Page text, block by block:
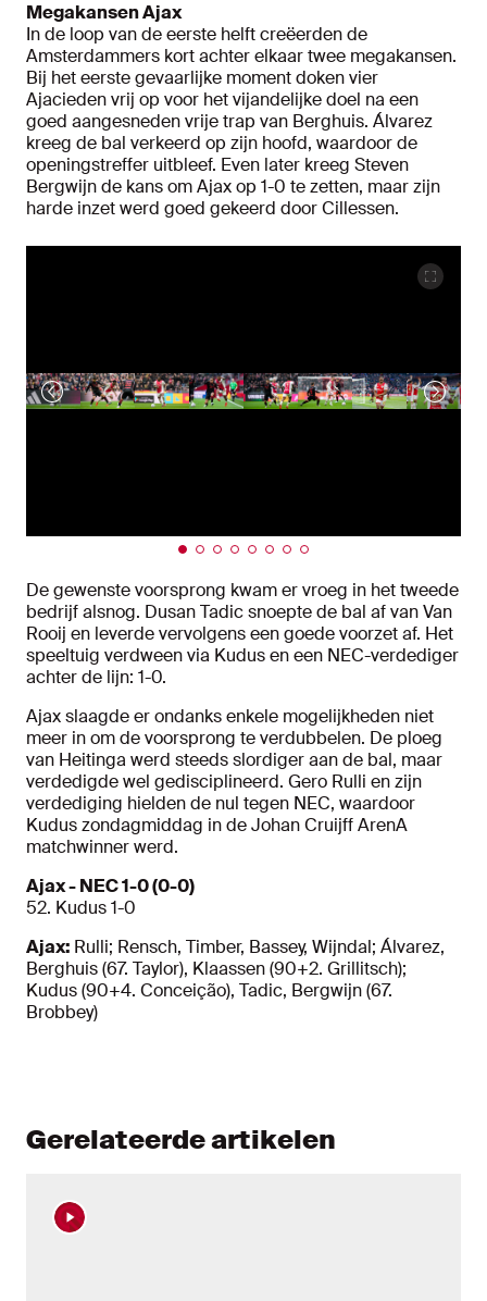
Megakansen Ajax
In de loop van de eerste helft creëerden de
Amsterdammers kort achter elkaar twee megakansen.
Bij het eerste gevaarlijke moment doken vier
Ajacieden vrij op voor het vijandelijke doel na een
goed aangesneden vrije trap van Berghuis. Álvarez
kreeg de bal verkeerd op zijn hoofd, waardoor de
openingstreffer uitbleef. Even later kreeg Steven
Bergwijn de kans om Ajax op 1-0 te zetten, maar zijn
harde inzet werd goed gekeerd door Cillessen.
De gewenste voorsprong kwam er vroeg in het tweede
bedrijf alsnog. Dusan Tadic snoepte de bal af van Van
Rooij en leverde vervolgens een goede voorzet af. Het
speeltuig verdween via Kudus en een NEC-verdediger
achter de lijn: 1-0.
Ajax slaagde er ondanks enkele mogelijkheden niet
meer in om de voorsprong te verdubbelen. De ploeg
van Heitinga werd steeds slordiger aan de bal, maar
verdedigde wel gedisciplineerd. Gero Rulli en zijn
verdediging hielden de nul tegen NEC, waardoor
Kudus zondagmiddag in de Johan Cruijff ArenA
matchwinner werd.
Ajax - NEC 1-0 (0-0)
52. Kudus 1-0
Ajax: Rulli; Rensch, Timber, Bassey, Wijndal; Álvarez,
Berghuis (67. Taylor), Klaassen (90+2. Grillitsch);
Kudus (90+4. Conceição), Tadic, Bergwijn (67.
Brobbey)
Gerelateerde artikelen